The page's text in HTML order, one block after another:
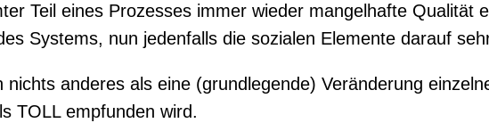
Teil eines Prozesses immer wieder mangelhafte Qualität
Systems, nun jedenfalls die sozialen Elemente darauf
anderes als eine (grundlegende) Veränderung
TOLL empfunden wird.